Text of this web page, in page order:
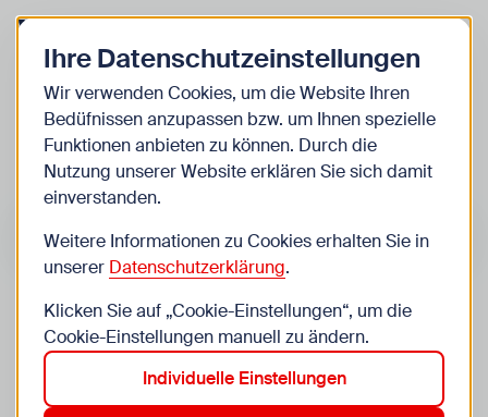
Zurück zur Startseite Zum
Kinder
Veranstaltungen
Suche im Bereich “Kinder”
Suchen
Veranstaltungen in Wien im Bereich “Kinder”
Aktive Filter: 12. Meidling
13. Hietzing
Zurücksetzen
Ihre Datenschutzeinstellungen
Wir verwenden Cookies, um die Website Ihren
Bedüfnissen anzupassen bzw. um Ihnen spezielle
Funktionen anbieten zu können. Durch die
Nutzung unserer Website erklären Sie sich damit
einverstanden.
Weitere Informationen zu Cookies erhalten Sie in
unserer Datenschutzerklärung.
Klicken Sie auf „Cookie-Einstellungen“, um die
Cookie-Einstellungen manuell zu ändern.
Individuelle Einstellungen